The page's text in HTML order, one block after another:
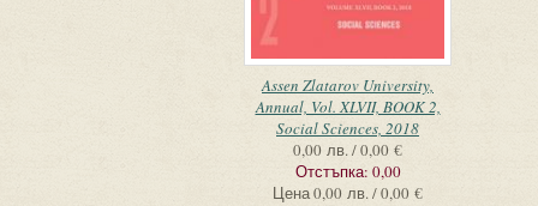
Assen Zlatarov University,
Annual, Vol. XLVII, BOOK 2,
Social Sciences, 2018
0,00 лв. / 0,00 €
Отстъпка: 0,00
Цена0,00 лв. / 0,00 €